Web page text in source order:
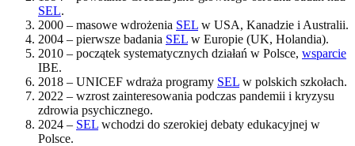
SEL.
2000 – masowe wdrożenia SEL w USA, Kanadzie i Australii.
2004 – pierwsze badania SEL w Europie (UK, Holandia).
2010 – początek systematycznych działań w Polsce, wsparcie
IBE.
2018 – UNICEF wdraża programy SEL w polskich szkołach.
2022 – wzrost zainteresowania podczas pandemii i kryzysu
zdrowia psychicznego.
2024 – SEL wchodzi do szerokiej debaty edukacyjnej w
Polsce.